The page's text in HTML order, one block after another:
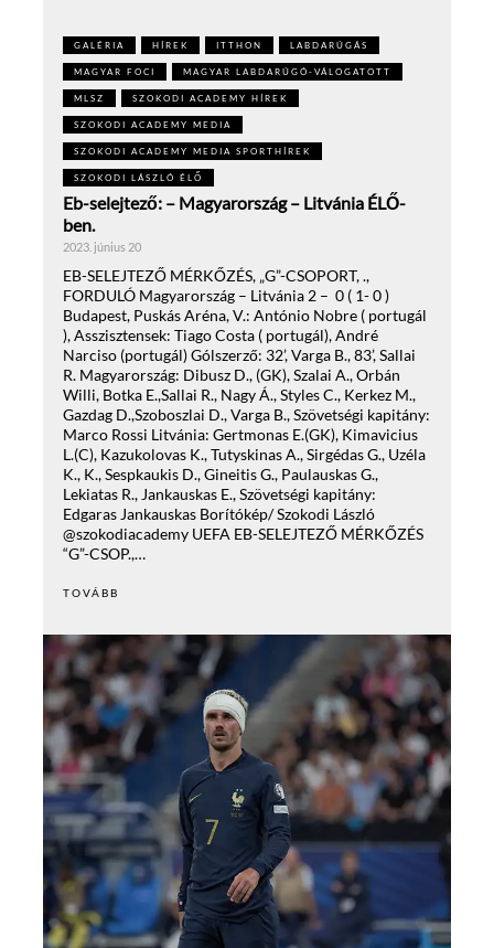
GALÉRIA HÍREK ITTHON LABDARÚGÁS
MAGYAR FOCI MAGYAR LABDARÚGÓ-VÁLOGATOTT
MLSZ SZOKODI ACADEMY HÍREK
SZOKODI ACADEMY MEDIA
SZOKODI ACADEMY MEDIA SPORTHÍREK
SZOKODI LÁSZLÓ ÉLŐ
Eb-selejtező: – Magyarország – Litvánia ÉLŐ-
ben.
2023. június 20
EB-SELEJTEZŐ MÉRKŐZÉS, „G”-CSOPORT, .,
FORDULÓ Magyarország – Litvánia 2 – 0 ( 1- 0 )
Budapest, Puskás Aréna, V.: António Nobre ( portugál
), Asszisztensek: Tiago Costa ( portugál), André
Narciso (portugál) Gólszerző: 32’, Varga B., 83’, Sallai
R. Magyarország: Dibusz D., (GK), Szalai A., Orbán
Willi, Botka E.,Sallai R., Nagy Á., Styles C., Kerkez M.,
Gazdag D.,Szoboszlai D., Varga B., Szövetségi kapitány:
Marco Rossi Litvánia: Gertmonas E.(GK), Kimavicius
L.(C), Kazukolovas K., Tutyskinas A., Sirgédas G., Uzéla
K., K., Sespkaukis D., Gineitis G., Paulauskas G.,
Lekiatas R., Jankauskas E., Szövetségi kapitány:
Edgaras Jankauskas Borítókép/ Szokodi László
@szokodiacademy UEFA EB-SELEJTEZŐ MÉRKŐZÉS
“G”-CSOP.,…
TOVÁBB